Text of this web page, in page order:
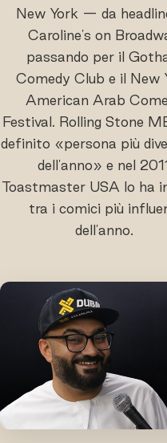
New York — da
Caroline's on
passando per il
Comedy Club e il New
American Arab
Festival. Rolling Stone
definito «persona più
dell'anno» e nel
Toastmaster USA lo ha
tra i comici più
dell'anno.